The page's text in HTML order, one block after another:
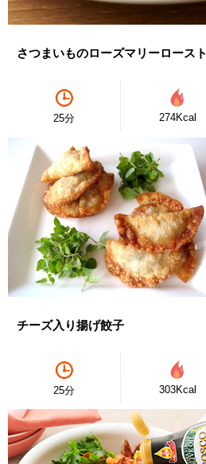
さつまいものローズマリーロースト
25分 274Kcal
チーズ入り揚げ餃子
25分 303Kcal